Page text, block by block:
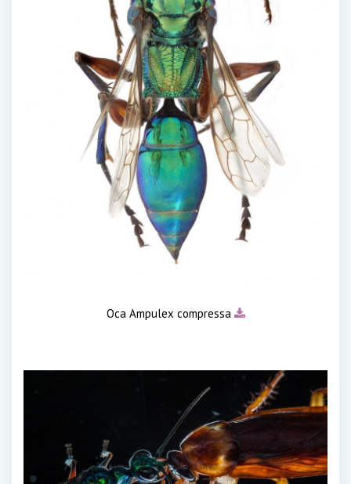
Оса Ampulex compressa